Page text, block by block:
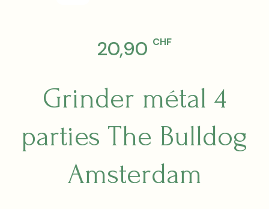
20,90 CHF
Grinder métal 4
parties The Bulldog
Amsterdam